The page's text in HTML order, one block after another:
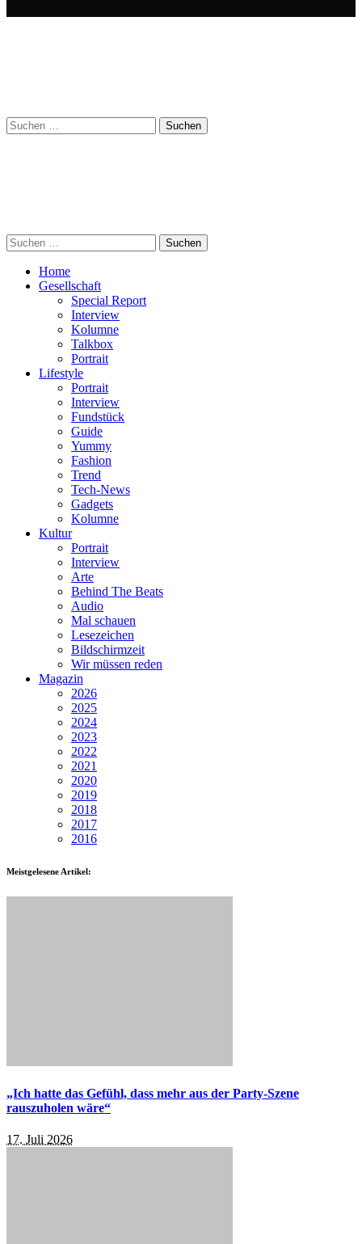
Suchen
nach:
Suchen
nach:
Home
Gesellschaft
Special Report
Interview
Kolumne
Talkbox
Portrait
Lifestyle
Portrait
Interview
Fundstück
Guide
Yummy
Fashion
Trend
Tech-News
Gadgets
Kolumne
Kultur
Portrait
Interview
Arte
Behind The Beats
Audio
Mal schauen
Lesezeichen
Bildschirmzeit
Wir müssen reden
Magazin
2026
2025
2024
2023
2022
2021
2020
2019
2018
2017
2016
Meistgelesene Artikel:
„Ich hatte das Gefühl, dass mehr aus der Party-Szene
rauszuholen wäre“
17. Juli 2026